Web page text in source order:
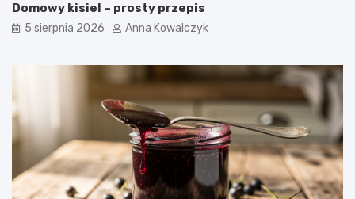
Domowy kisiel – prosty przepis
5 sierpnia 2026 Anna Kowalczyk